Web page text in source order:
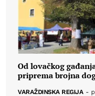
Od lovačkog
priprema brojna
VARAŽDINSKA REGIJA -